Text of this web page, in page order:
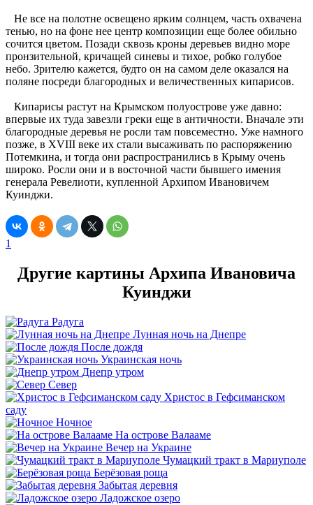
Не все на полотне освещено ярким солнцем, часть охвачена
тенью, но на фоне нее центр композиции еще более обильно
сочится цветом. Позади сквозь кроны деревьев видно море
пронзительной, кричащей синевы и тихое, робко голубое
небо. Зрителю кажется, будто он на самом деле оказался на
поляне посреди благородных и величественных кипарисов.
Кипарисы растут на Крымском полуострове уже давно:
впервые их туда завезли греки еще в античности. Вначале эти
благородные деревья не росли там повсеместно. Уже намного
позже, в XVIII веке их стали высаживать по распоряжению
Потемкина, и тогда они распространились в Крыму очень
широко. Росли они и в восточной части бывшего имения
генерала Ревелиоти, купленной Архипом Ивановичем
Куинджи.
1
Другие картины Архипа Ивановича
Куинджи
Радуга
Лунная ночь на Днепре
После дождя
Украинская ночь
Днепр утром
Север
Христос в Гефсиманском
саду
Ночное
На острове Валааме
Вечер на Украине
Чумацкий тракт в Мариуполе
Берёзовая роща
Забытая деревня
Ладожское озеро